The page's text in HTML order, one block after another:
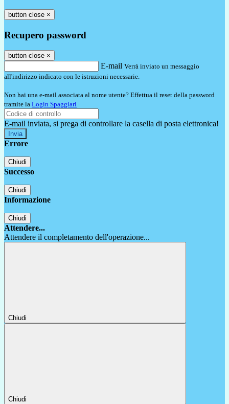
button close ×
Recupero password
button close ×
E-mail Verrà inviato un messaggio
all'indirizzo indicato con le istruzioni necessarie.
Non hai una e-mail associata al nome utente? Effettua il reset della password
tramite la Login Spaggiari
E-mail inviata, si prega di controllare la casella di posta elettronica!
Errore
Chiudi
Successo
Chiudi
Informazione
Chiudi
Attendere...
Attendere il completamento dell'operazione...
Chiudi
Chiudi